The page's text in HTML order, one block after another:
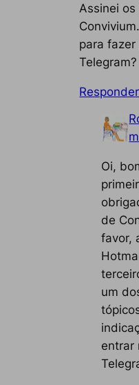
Assinei
para
Telegram?
Responder
Oi,
de
favor,
um
entrar